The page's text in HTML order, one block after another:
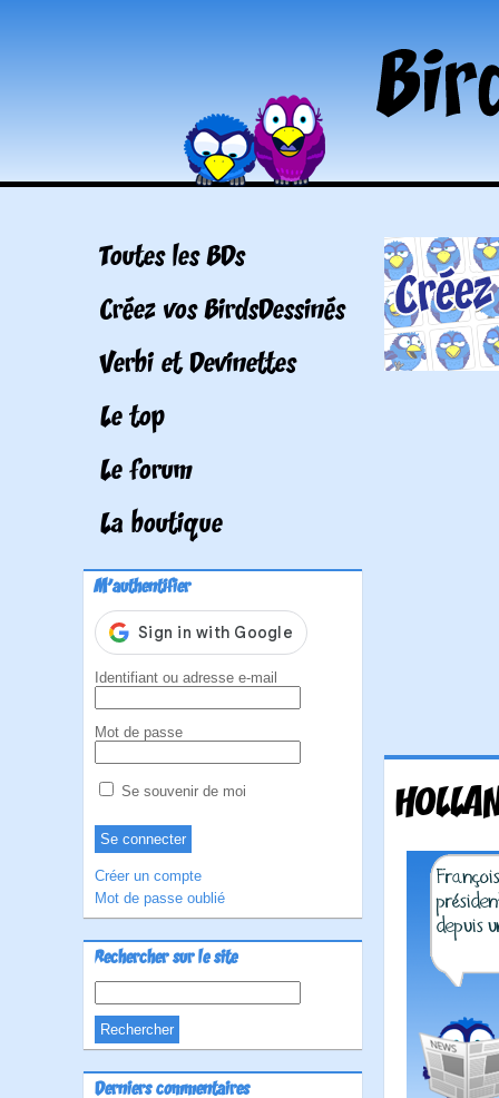
Toutes les BDs
Créez vos BirdsDessinés
Verbi et Devinettes
Le top
Le forum
La boutique
M'authentifier
Identifiant ou adresse e-mail
Mot de passe
Se souvenir de moi
Créer un compte
Mot de passe oublié
Rechercher sur le site
Derniers commentaires